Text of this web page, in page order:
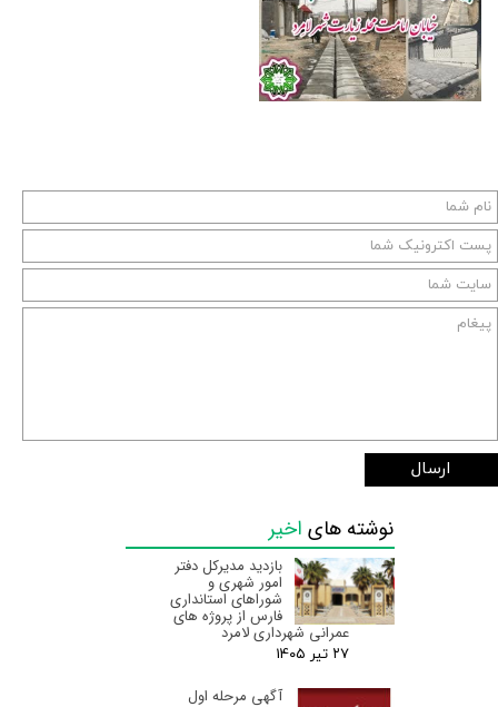
ارسال
نوشته های اخیر
بازدید مدیرکل دفتر
امور شهری و
شوراهای استانداری
فارس از پروژه های
عمرانی شهرداری لامرد
۲۷ تیر ۰۵
آگهی مرحله اول